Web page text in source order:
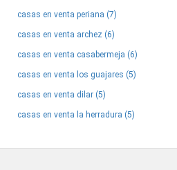
casas en venta periana (7)
casas en venta archez (6)
casas en venta casabermeja (6)
casas en venta los guajares (5)
casas en venta dilar (5)
casas en venta la herradura (5)